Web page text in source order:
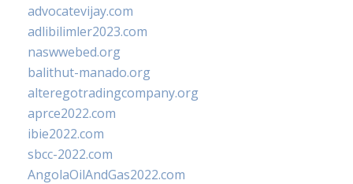
advocatevijay.com
adlibilimler2023.com
naswwebed.org
balithut-manado.org
alteregotradingcompany.org
aprce2022.com
ibie2022.com
sbcc-2022.com
AngolaOilAndGas2022.com